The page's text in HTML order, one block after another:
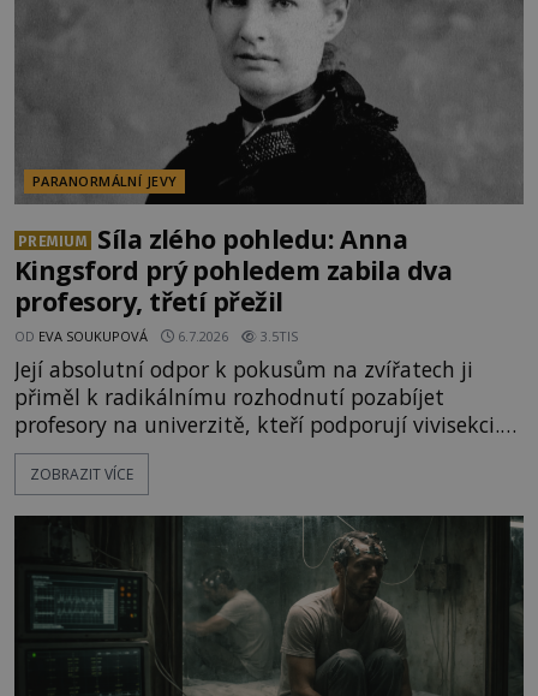
PARANORMÁLNÍ JEVY
PREMIUM
Síla zlého pohledu: Anna
Kingsford prý pohledem zabila dva
profesory, třetí přežil
OD EVA SOUKUPOVÁ 6.7.2026 3.5TIS
Její absolutní odpor k pokusům na zvířatech ji
přiměl k radikálnímu rozhodnutí pozabíjet
profesory na univerzitě, kteří podporují vivisekci.
Zvolí si ovšem velmi neobvyklou vražednou zbraň
– pouhým pohledem na ně sešle smrtící „duchovní
vyhlédnutá oběť jen náhodou přežije. Anglická
studentka Anna Kingsf
ZOBRAZIT VÍCE